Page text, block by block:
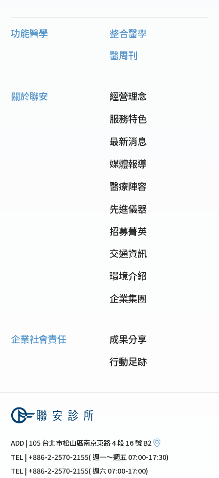
功能醫學
整合醫學
醫周刊
關於聯安
經營理念
服務特色
最新消息
媒體報導
醫療陣容
先進儀器
招募菁英
交通資訊
環境介紹
企業集團
企業社會責任
成果分享
行動足跡
ADD | 105 台北市松山區南京東路 4 段 16 號 B2
TEL | +886-2-2570-2155( 週一～週五 07:00-17:30)
TEL | +886-2-2570-2155( 週六 07:00-17:00)